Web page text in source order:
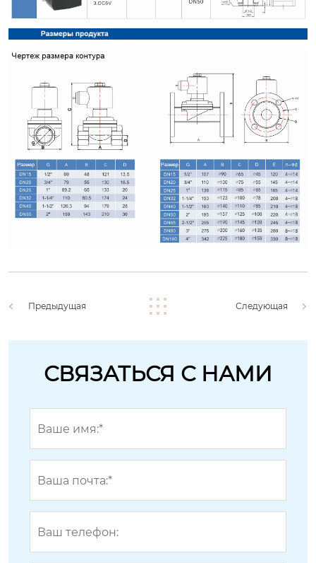
Предыдущая Следующая
СВЯЗАТЬСЯ С НАМИ